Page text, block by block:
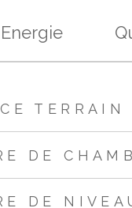
Energie
TERRAIN
DE
DE